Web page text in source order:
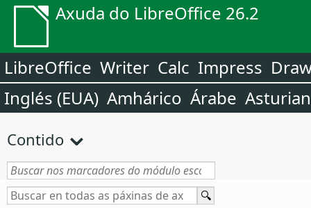
Axuda do LibreOffice 26.2
LibreOffice Writer Calc Impress
Inglés (EUA) Amhárico Árabe
Contido